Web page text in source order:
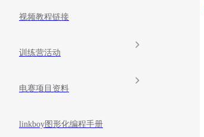
视频教程链接
训练营活动
电赛项目资料
linkboy图形化编程手册